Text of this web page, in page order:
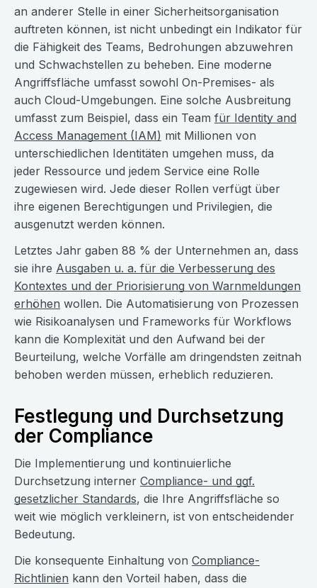
an anderer Stelle in einer Sicherheitsorganisation
auftreten können, ist nicht unbedingt ein Indikator für
die Fähigkeit des Teams, Bedrohungen abzuwehren
und Schwachstellen zu beheben. Eine moderne
Angriffsfläche umfasst sowohl On-Premises- als
auch Cloud-Umgebungen. Eine solche Ausbreitung
umfasst zum Beispiel, dass ein Team für Identity and
Access Management (IAM) mit Millionen von
unterschiedlichen Identitäten umgehen muss, da
jeder Ressource und jedem Service eine Rolle
zugewiesen wird. Jede dieser Rollen verfügt über
ihre eigenen Berechtigungen und Privilegien, die
ausgenutzt werden können.
Letztes Jahr gaben 88 % der Unternehmen an, dass
sie ihre Ausgaben u. a. für die Verbesserung des
Kontextes und der Priorisierung von Warnmeldungen
erhöhen wollen. Die Automatisierung von Prozessen
wie Risikoanalysen und Frameworks für Workflows
kann die Komplexität und den Aufwand bei der
Beurteilung, welche Vorfälle am dringendsten zeitnah
behoben werden müssen, erheblich reduzieren.
Festlegung und Durchsetzung
der Compliance
Die Implementierung und kontinuierliche
Durchsetzung interner Compliance- und ggf.
gesetzlicher Standards, die Ihre Angriffsfläche so
weit wie möglich verkleinern, ist von entscheidender
Bedeutung.
Die konsequente Einhaltung von Compliance-
Richtlinien kann den Vorteil haben, dass die